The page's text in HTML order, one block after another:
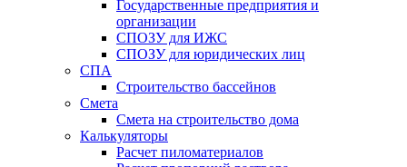
Государственные предприятия и
организации
СПОЗУ для ИЖС
СПОЗУ для юридических лиц
СПА
Строительство бассейнов
Смета
Смета на строительство дома
Калькуляторы
Расчет пиломатериалов